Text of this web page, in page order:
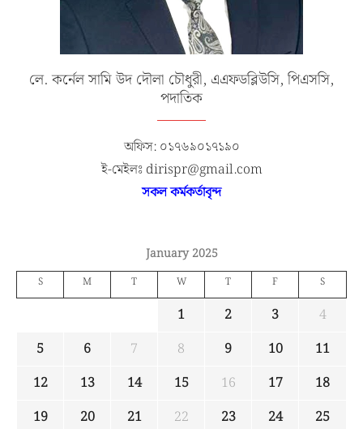
লে. কর্নেল সামি উদ দৌলা চৌধুরী, এএফডব্লিউসি, পিএসসি,
পদাতিক
অফিস: ০১৭৬৯০১৭১৯০
ই-মেইলঃ dirispr@gmail.com
সকল কর্মকর্তাবৃন্দ
January 2025
S M T W T F S
1 2 3
4
5
6 7 8 9 10
11
12
13 14 15 16 17
18
19
20 21 22 23 24
25